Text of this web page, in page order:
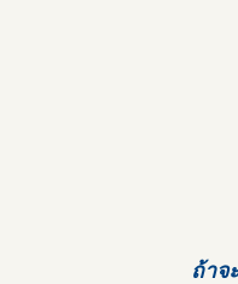
ถ้าจ